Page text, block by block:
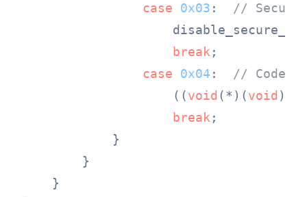
case
0x03 : // Secure
break ;
case
0x04 : // Code
                    ((
void (*)(void
break ;
            }
        }
    }